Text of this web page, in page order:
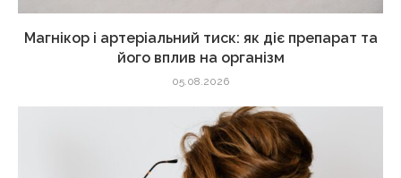
Магнікор і артеріальний тиск: як діє препарат та
його вплив на організм
05.08.2026